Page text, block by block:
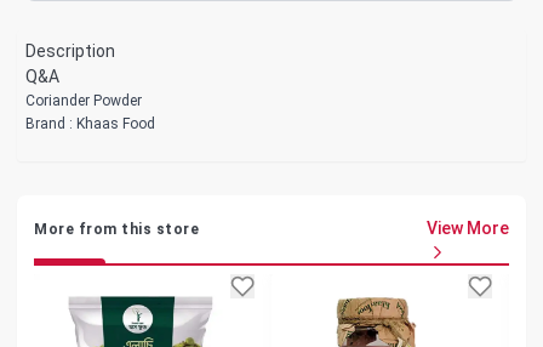
Description
Q&A
Coriander Powder
Brand : Khaas Food
More from this store View More